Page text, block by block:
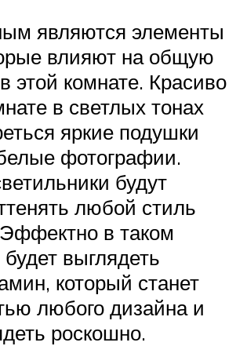
являются элементы
влияют на общую
этой комнате. Красиво
в светлых тонах
яркие подушки
фотографии.
будут
любой стиль
в таком
выглядеть
который станет
любого дизайна и
роскошно.